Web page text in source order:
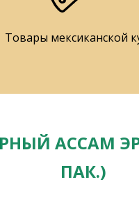
Товары мексиканской
АССАМ
ПАК.)